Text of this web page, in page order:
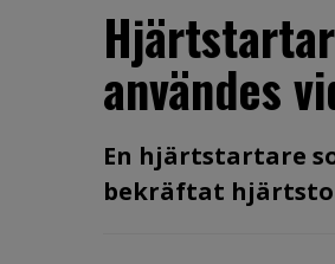
användes
En hjärtstartare
bekräftat